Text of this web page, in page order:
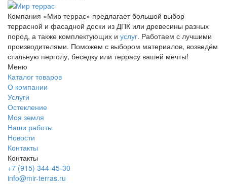
Компания «Мир террас» предлагает большой выбор
террасной и фасадной доски из ДПК или древесины разных
пород, а также комплектующих и услуг. Работаем с лучшими
производителями. Поможем с выбором материалов, возведём
стильную перголу, беседку или террасу вашей мечты!
Меню
Каталог товаров
О компании
Услуги
Остекление
Моя земля
Наши работы
Новости
Контакты
Контакты
+7 (915) 344-45-30
info@mir-terras.ru